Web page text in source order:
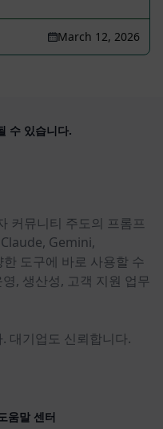
March 12, 2026
수 있습니다.
커뮤니티 주도의 프롬프
Gemini,
도구에 바로 사용할 수
, 생산성, 고객 지원 업무
대기업도 신뢰합니다.
움말 센터